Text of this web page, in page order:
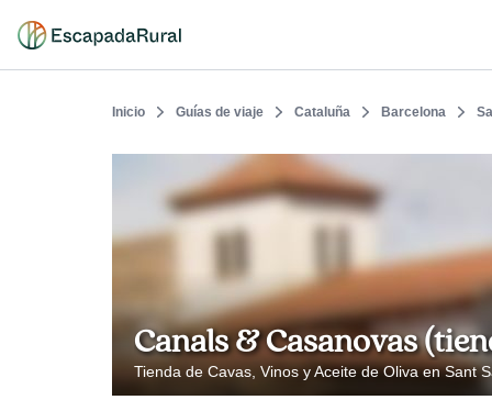
Inicio Guías de viaje Cataluña Barcelona
Canals & Casanovas
Tienda de Cavas, Vinos y Aceite de Oliva en Sant